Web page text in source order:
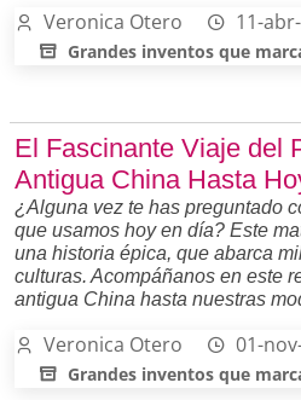
Veronica Otero 11-
Grandes inventos que
El Fascinante Viaje del
Antigua China Hasta
¿Alguna vez te has preguntado
que usamos hoy en día? Este
una historia épica, que abarca
culturas. Acompáñanos en este
antigua China hasta nuestras
Veronica Otero 01-
Grandes inventos que